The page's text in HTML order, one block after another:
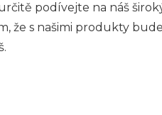
podívejte na náš
že s našimi produkty